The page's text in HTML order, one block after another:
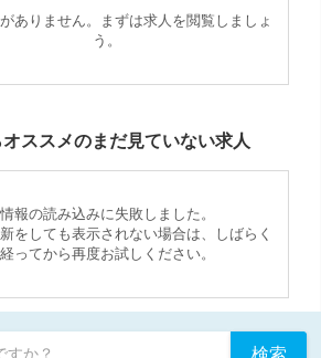
ありません。まずは求人を閲覧しましょ
う。
ススメのまだ見ていない求人
情報の読み込みに失敗しました。
をしても表示されない場合は、しばらく
経ってから再度お試しください。
すか？ 検索